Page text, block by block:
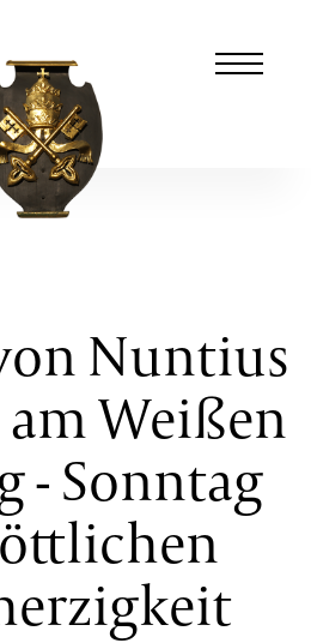
Nuntius
Weißen
- Sonntag